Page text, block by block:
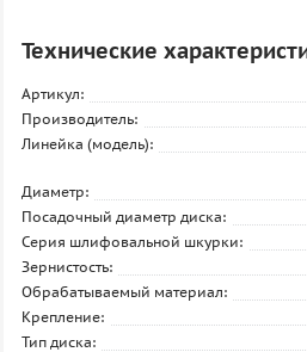
Технические
Артикул:
Производитель:
Линейка (модель):
Диаметр:
Посадочный диаметр диска:
Серия шлифовальной шкурки:
Зернистость:
Обрабатываемый материал:
Крепление:
Тип диска: